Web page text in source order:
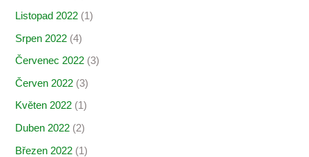
Listopad 2022 (1)
Srpen 2022 (4)
Červenec 2022 (3)
Červen 2022 (3)
Květen 2022 (1)
Duben 2022 (2)
Březen 2022 (1)